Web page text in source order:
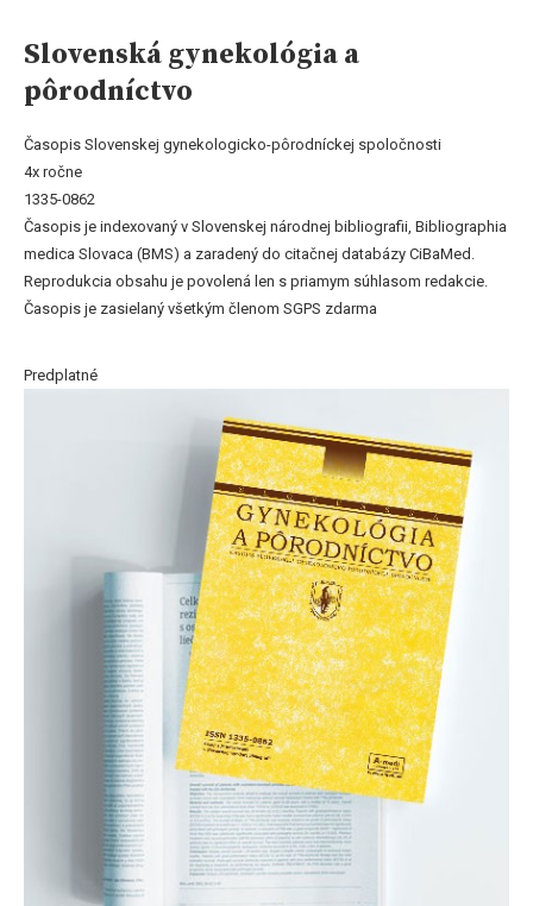
Slovenská gynekológia a
pôrodníctvo
Časopis Slovenskej gynekologicko-pôrodníckej spoločnosti
4x ročne
1335-0862
Časopis je indexovaný v Slovenskej národnej bibliografii, Bibliographia
medica Slovaca (BMS) a zaradený do citačnej databázy CiBaMed.
Reprodukcia obsahu je povolená len s priamym súhlasom redakcie.
Časopis je zasielaný všetkým členom SGPS zdarma
Predplatné